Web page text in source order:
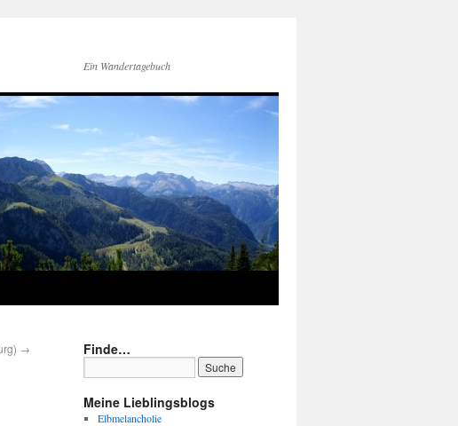
Ein Wandertagebuch
→ Finde…
Meine Lieblingsblogs
Elbmelancholie